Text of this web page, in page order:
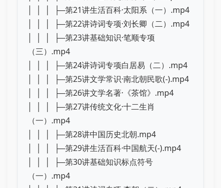
│ │ │ ├─第21讲生活百科·太阳系（一）.mp4
│ │ │ ├─第22讲诗词专项·刘长卿（二）.mp4
│ │ │ ├─第23讲基础知识·笔顺专项
（三）.mp4
│ │ │ ├─第24讲诗词专项白居易（二）.mp4
│ │ │ ├─第25讲文学常识·南北朝民歌(-).mp4
│ │ │ ├─第26讲文学名著·《茶馆》.mp4
│ │ │ ├─第27讲传统文化·十二生肖
（一）.mp4
│ │ │ ├─第28讲中国历史北朝.mp4
│ │ │ ├─第29讲生活百科·中国航天(-).mp4
│ │ │ ├─第30讲基础知识标点符号
（一）.mp4